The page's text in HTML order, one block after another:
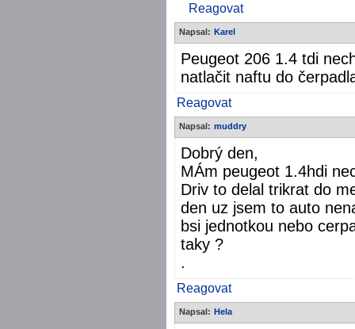
Reagovat
Napsal: Karel
Peugeot 206 1.4 tdi
natlačit naftu do
Reagovat
Napsal: muddry
Dobrý den,
MÁm peugeot 1.4hdi
Driv to delal trikrat do
den uz jsem to auto
bsi jednotkou nebo
taky ?
.
Reagovat
Napsal: Hela